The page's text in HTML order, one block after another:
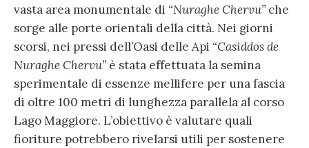
vasta area monumentale di “Nuraghe Chervu” che
sorge alle porte orientali della città. Nei giorni
scorsi, nei pressi dell’Oasi delle Api “Casiddos de
Nuraghe Chervu” è stata effettuata la semina
sperimentale di essenze mellifere per una fascia
di oltre 100 metri di lunghezza parallela al corso
Lago Maggiore. L’obiettivo è valutare quali
fioriture potrebbero rivelarsi utili per sostenere